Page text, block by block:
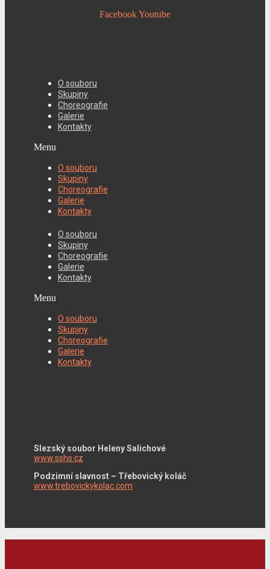
FacebookYoutube
O souboru
Skupiny
Choreografie
Galerie
Kontakty
Menu
O souboru
Skupiny
Choreografie
Galerie
Kontakty
O souboru
Skupiny
Choreografie
Galerie
Kontakty
Menu
O souboru
Skupiny
Choreografie
Galerie
Kontakty
Slezský soubor Heleny Salichové
www.sshs.cz
Podzimní slavnost – Třebovický koláč
www.trebovickykolac.com